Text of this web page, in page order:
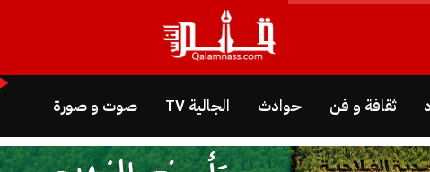
ثقافة و فن حوادث الجالية TV صوت و صورة